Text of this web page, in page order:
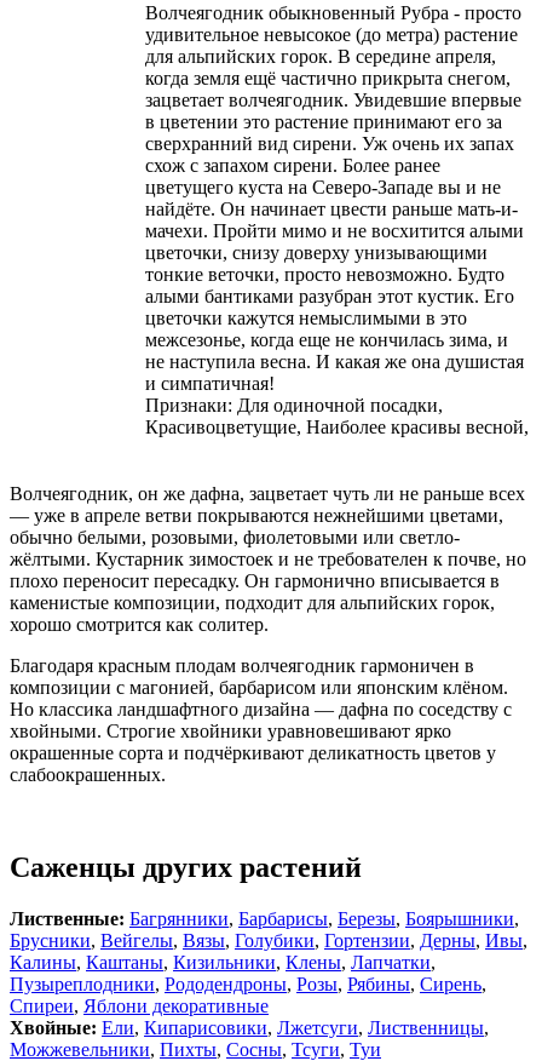
Волчеягодник обыкновенный Рубра - просто
удивительное невысокое (до метра) растение
для альпийских горок. В середине апреля,
когда земля ещё частично прикрыта снегом,
зацветает волчеягодник. Увидевшие впервые
в цветении это растение принимают его за
сверхранний вид сирени. Уж очень их запах
схож с запахом сирени. Более ранее
цветущего куста на Северо-Западе вы и не
найдёте. Он начинает цвести раньше мать-и-
мачехи. Пройти мимо и не восхитится алыми
цветочки, снизу доверху унизывающими
тонкие веточки, просто невозможно. Будто
алыми бантиками разубран этот кустик. Его
цветочки кажутся немыслимыми в это
межсезонье, когда еще не кончилась зима, и
не наступила весна. И какая же она душистая
и симпатичная!
Признаки: Для одиночной посадки,
Красивоцветущие, Наиболее красивы весной,
Волчеягодник, он же дафна, зацветает чуть ли не раньше всех
— уже в апреле ветви покрываются нежнейшими цветами,
обычно белыми, розовыми, фиолетовыми или светло-
жёлтыми. Кустарник зимостоек и не требователен к почве, но
плохо переносит пересадку. Он гармонично вписывается в
каменистые композиции, подходит для альпийских горок,
хорошо смотрится как солитер.
Благодаря красным плодам волчеягодник гармоничен в
композиции с магонией, барбарисом или японским клёном.
Но классика ландшафтного дизайна — дафна по соседству с
хвойными. Строгие хвойники уравновешивают ярко
окрашенные сорта и подчёркивают деликатность цветов у
слабоокрашенных.
Саженцы других растений
Лиственные: Багрянники, Барбарисы, Березы, Боярышники,
Брусники, Вейгелы, Вязы, Голубики, Гортензии, Дерны, Ивы,
Калины, Каштаны, Кизильники, Клены, Лапчатки,
Пузыреплодники, Рододендроны, Розы, Рябины, Сирень,
Спиреи, Яблони декоративные
Хвойные: Ели, Кипарисовики, Лжетсуги, Лиственницы,
Можжевельники, Пихты, Сосны, Тсуги, Туи